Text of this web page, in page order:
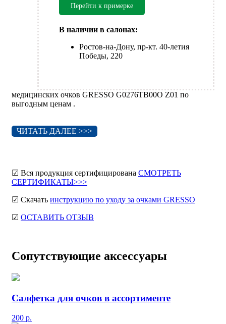
Перейти к примерке
В наличии в салонах:
Ростов-на-Дону, пр-кт. 40-летия
Победы, 220
медицинских очков GRESSO G0276TB00O Z01 по
выгодным ценам .
ЧИТАТЬ ДАЛЕЕ >>>
☑ Вся продукция сертифицирована СМОТРЕТЬ
СЕРТИФИКАТЫ>>>
☑ Скачать инструкцию по уходу за очками GRESSO
☑ ОСТАВИТЬ ОТЗЫВ
Сопутствующие аксессуары
Салфетка для очков в ассортименте
200 р.